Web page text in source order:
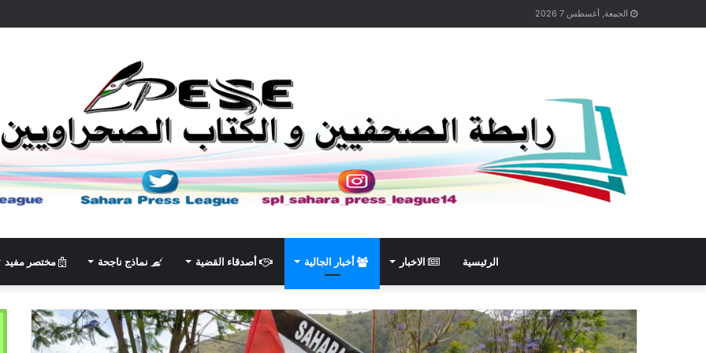
الجمعة, أغسطس 7 2026
الرئيسية الاخبار أخبار الجالية أصدقاء القضية نماذج ناجحة مختصر مفيد